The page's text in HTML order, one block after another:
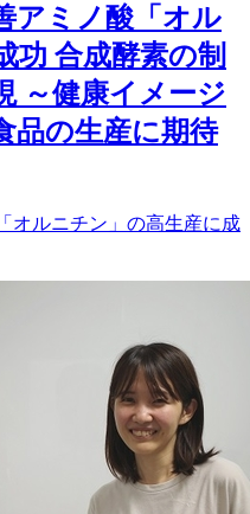
アミノ酸「オル
功 合成酵素の制
～健康イメージ
品の生産に期待
オルニチン」の高生産に成